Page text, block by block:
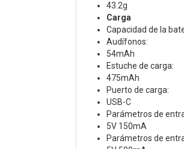
43.2g
Carga
Capacidad de la
Audífonos:
54mAh
Estuche de carga:
475mAh
Puerto de carga:
USB-C
Parámetros de
5V 150mA
Parámetros de